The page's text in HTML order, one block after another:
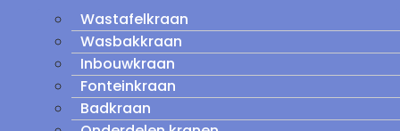
Wastafelkraan
Wasbakkraan
Inbouwkraan
Fonteinkraan
Badkraan